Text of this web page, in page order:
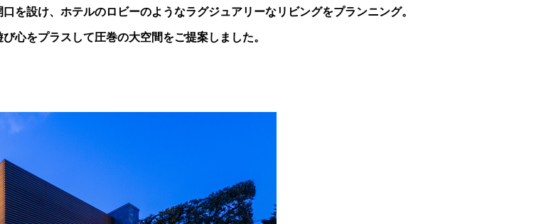
を設け、ホテルのロビーのようなラグジュアリーなリビングをプランニング。
心をプラスして圧巻の大空間をご提案しました。